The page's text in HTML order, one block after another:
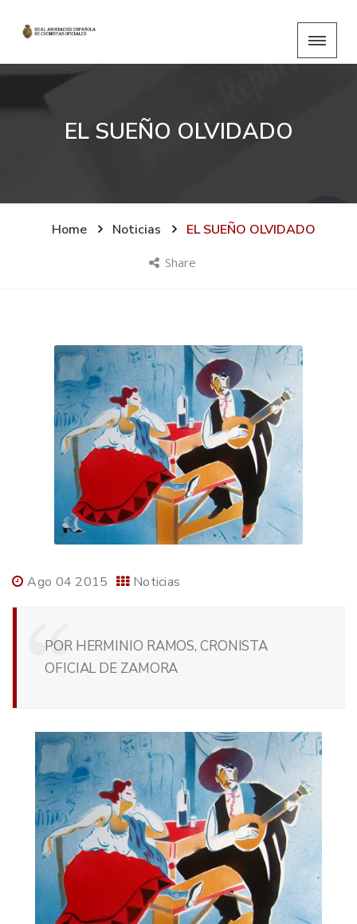
EL SUEÑO OLVIDADO
Home Noticias EL SUEÑO OLVIDADO
Share
Ago 04 2015 Noticias
POR HERMINIO RAMOS, CRONISTA
OFICIAL DE ZAMORA